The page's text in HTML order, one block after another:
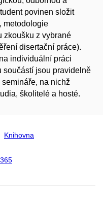
povinen složit
metodologie
zkoušku z vybrané
disertační práce).
individuální práci
součástí jsou pravidelně
na nichž
školitelé a hosté.
Knihovna